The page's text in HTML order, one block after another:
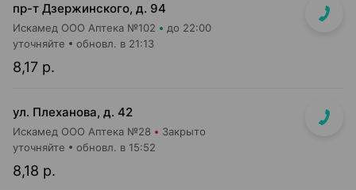
пр-т Дзержинского, д. 94
Искамед ООО Аптека №102 до 22:00
8,17 р.
уточняйте обновл. в 21:13
ул. Плеханова, д. 42
Искамед ООО Аптека №28 Закрыто
8,18 р.
уточняйте обновл. в 15:52